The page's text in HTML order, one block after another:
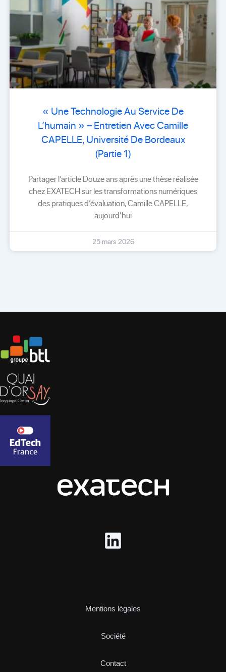
« Une Technologie Au Service De
L’humain » – Entretien Avec Camille
CAPELLE, Université De Bordeaux
(Partie 1)
Partager l’article Douze ans après une thèse réalisée
chez EXATECH sur les transformations numériques
des pratiques d’évaluation, Camille CAPELLE,
aujourd’hui
25 mars 2026
Mentions légales
Société
Contact